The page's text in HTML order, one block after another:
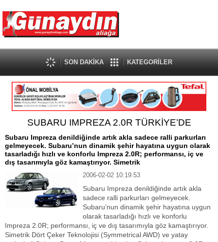
SON DAKİKA KATEGORİLER
SUBARU IMPREZA 2.0R TÜRKİYE’DE
Subaru Impreza denildiğinde artık akla sadece ralli parkurları
gelmeyecek. Subaru’nun dinamik şehir hayatına uygun olarak
tasarladığı hızlı ve konforlu Impreza 2.0R; performansı, iç ve
dış tasarımıyla göz kamaştırıyor. Simetrik
2006-02-02 10:19:53
Subaru Impreza denildiğinde artık akla
sadece ralli parkurları gelmeyecek.
Subaru’nun dinamik şehir hayatına uygun
olarak tasarladığı hızlı ve konforlu
Impreza 2.0R; performansı, iç ve dış tasarımıyla göz kamaştırıyor.
Simetrik Dört Çeker Teknolojisi (Symmetrical AWD) ve yatay